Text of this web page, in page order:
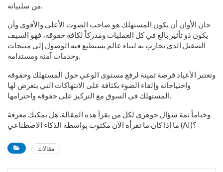
من سلبياته.
حان الأوان أن يكون المستهلك هو صاحب الصوت الأعلى والأقوى وأن
يكون ذو تأثير بالغ في كل العمليات ومدركاً لكافة حقوقه، فهو السيف
الصقيل الذي يحارب به لبناء عالم يستطيع فيه الوصول إلى منتجات
وخدمات آمنة ومستدامة.
وتعتبر الأعياد فرصة ثمينة لرفع مستوى الوعي حول المستهلك وحقوقه
واحتياجاته وإلقاء الضوء بكثافة على الانتهاكات التي يتعرض لها
المستهلك في السوق مع التركيز على حقوقه واحترامها.
وختاماً ثمة سؤال جوهري لكل من يقرأ هذه المقالة. هل يمكنك معرفة
ما إذا كان ما تقرأه الآن مكتوب بواسطة الذكاء الاصطناعي (AI)؟
مقالات